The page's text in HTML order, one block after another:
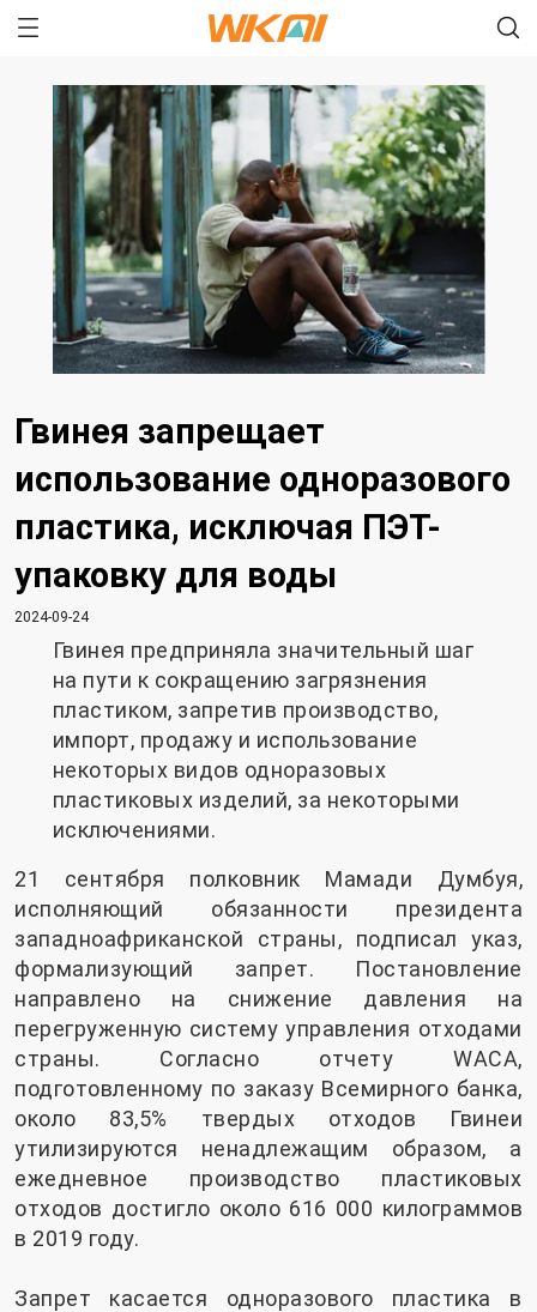
Гвинея запрещает
использование одноразового
пластика, исключая ПЭТ-
упаковку для воды
2024-09-24
Гвинея предприняла значительный шаг
на пути к сокращению загрязнения
пластиком, запретив производство,
импорт, продажу и использование
некоторых видов одноразовых
пластиковых изделий, за некоторыми
исключениями.
21 сентября полковник Мамади Думбуя,
исполняющий обязанности президента
западноафриканской страны, подписал указ,
формализующий запрет. Постановление
направлено на снижение давления на
перегруженную систему управления отходами
страны. Согласно отчету WACA,
подготовленному по заказу Всемирного банка,
около 83,5% твердых отходов Гвинеи
утилизируются ненадлежащим образом, а
ежедневное производство пластиковых
отходов достигло около 616 000 килограммов
в 2019 году.
Запрет касается одноразового пластика в